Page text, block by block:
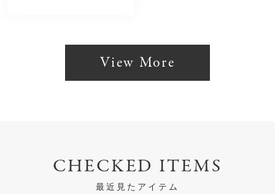
View More
CHECKED ITEMS
最近見たアイテム